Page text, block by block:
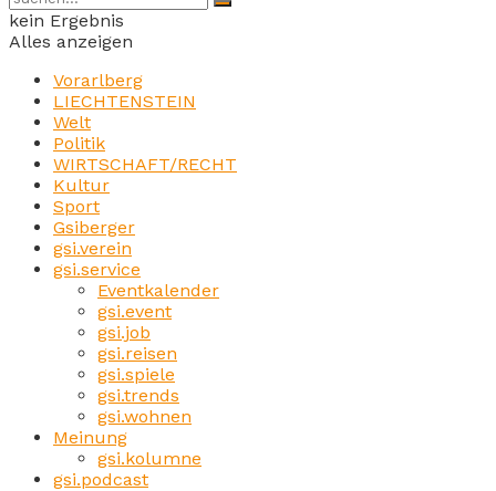
kein Ergebnis
Alles anzeigen
Vorarlberg
LIECHTENSTEIN
Welt
Politik
WIRTSCHAFT/RECHT
Kultur
Sport
Gsiberger
gsi.verein
gsi.service
Eventkalender
gsi.event
gsi.job
gsi.reisen
gsi.spiele
gsi.trends
gsi.wohnen
Meinung
gsi.kolumne
gsi.podcast